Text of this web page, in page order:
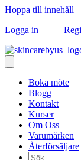
Hoppa till innehåll
Logga in |
Boka möte
Blogg
Kontakt
Kurser
Om Oss
Varumärken
Återförsäljare